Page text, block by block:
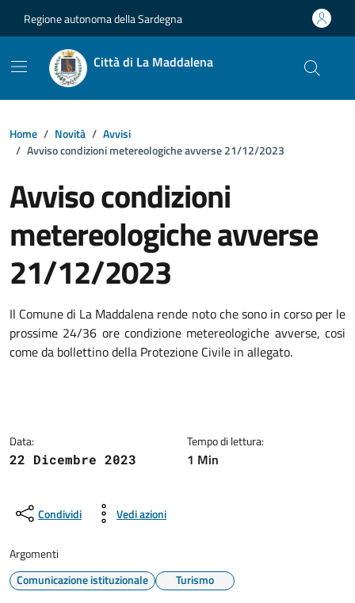
Regione autonoma della Sardegna
Città di La Maddalena
Home Novità
Avvisi
Avviso condizioni metereologiche avverse 21/12/2023
Avviso condizioni
metereologiche avverse
21/12/2023
Dettagli della notizia
Il Comune di La Maddalena rende noto che sono in corso per le
prossime 24/36 ore condizione metereologiche avverse, cosi
come da bollettino della Protezione Civile in allegato.
Data:
22 Dicembre 2023
Tempo di lettura:
1 Min
Condividi Vedi azioni
Argomenti
Comunicazione istituzionale
Turismo